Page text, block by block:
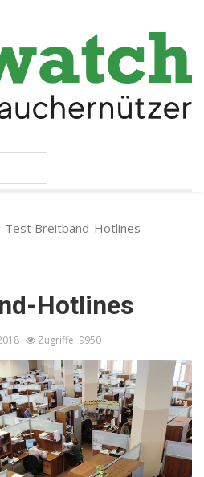
Test Breitband-Hotlines
Hotlines
Zugriffe: 9950